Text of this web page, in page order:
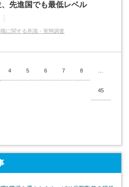
先進国でも最低レベル
に関する意識・実態調査
4 5 6 7 8
45